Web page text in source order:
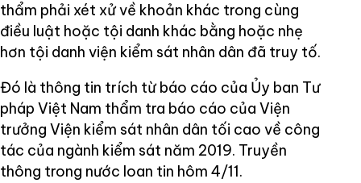
thẩm phải xét xử về khoản khác trong cùng
điều luật hoặc tội danh khác bằng hoặc nhẹ
hơn tội danh viện kiểm sát nhân dân đã truy tố.
Đó là thông tin trích từ báo cáo của Ủy ban Tư
pháp Việt Nam thẩm tra báo cáo của Viện
trưởng Viện kiểm sát nhân dân tối cao về công
tác của ngành kiểm sát năm 2019. Truyền
thông trong nước loan tin hôm 4/11.